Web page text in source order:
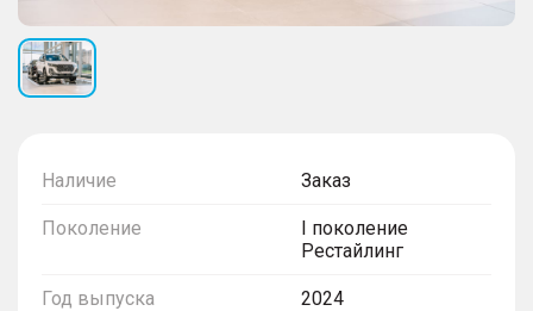
Наличие Заказ
Поколение
I поколение
Рестайлинг
Год выпуска 2024